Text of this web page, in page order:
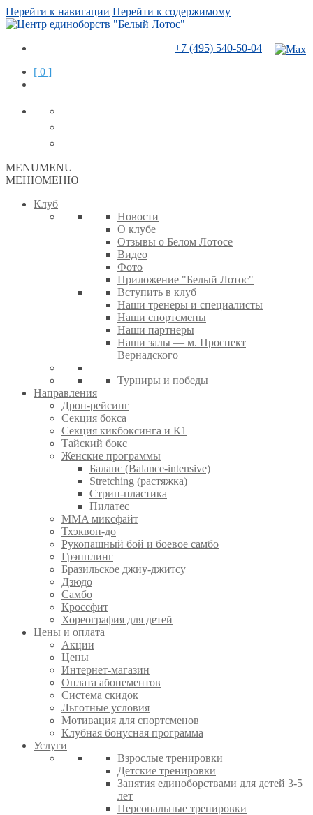
Перейти к навигации Перейти к содержимому
+7 (495) 540-50-04
[ 0 ]
MENUMENU
МЕНЮМЕНЮ
Клуб
Новости
О клубе
Отзывы о Белом Лотосе
Видео
Фото
Приложение "Белый Лотос"
Вступить в клуб
Наши тренеры и специалисты
Наши спортсмены
Наши партнеры
Наши залы — м. Проспект
Вернадского
Турниры и победы
Направления
Дрон-рейсинг
Секция бокса
Секция кикбоксинга и К1
Тайский бокс
Женские программы
Баланс (Balance-intensive)
Stretching (растяжка)
Стрип-пластика
Пилатес
MMA миксфайт
Тхэквон-до
Рукопашный бой и боевое самбо
Грэпплинг
Бразильское джиу-джитсу
Дзюдо
Самбо
Кроссфит
Хореография для детей
Цены и оплата
Акции
Цены
Интернет-магазин
Оплата абонементов
Система скидок
Льготные условия
Мотивация для спортсменов
Клубная бонусная программа
Услуги
Взрослые тренировки
Детские тренировки
Занятия единоборствами для детей 3-5
лет
Персональные тренировки